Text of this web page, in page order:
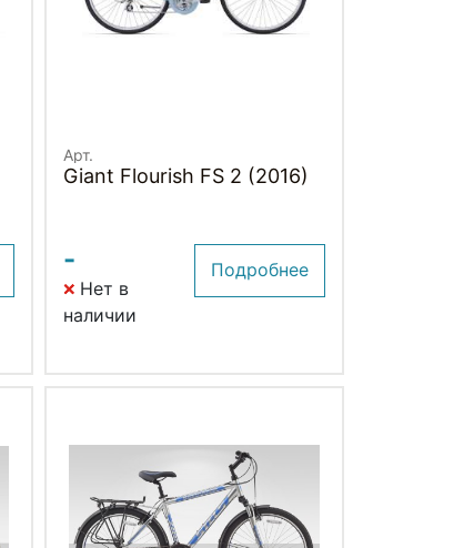
Арт.
Giant Flourish FS 2 (2016)
-
Нет в
наличии
Подробнее